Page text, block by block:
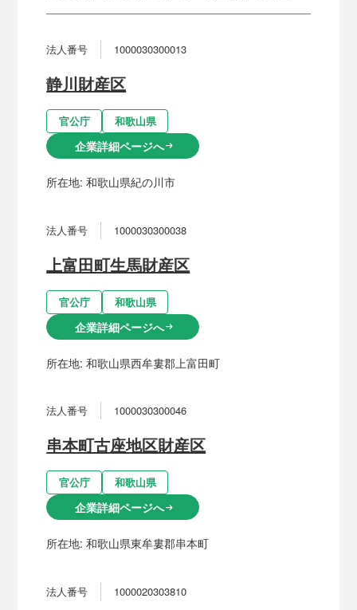
法人番号 1000030300013
静川財産区
官公庁 和歌山県
企業詳細ページへarrow_right_alt
所在地:和歌山県紀の川市
法人番号 1000030300038
上富田町生馬財産区
官公庁 和歌山県
企業詳細ページへarrow_right_alt
所在地:和歌山県西牟婁郡上富田町
法人番号 1000030300046
串本町古座地区財産区
官公庁 和歌山県
企業詳細ページへarrow_right_alt
所在地:和歌山県東牟婁郡串本町
法人番号 1000020303810